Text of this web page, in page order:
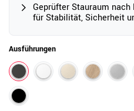
Geprüfter Stauraum nach
für Stabilität, Sicherheit
Ausführungen